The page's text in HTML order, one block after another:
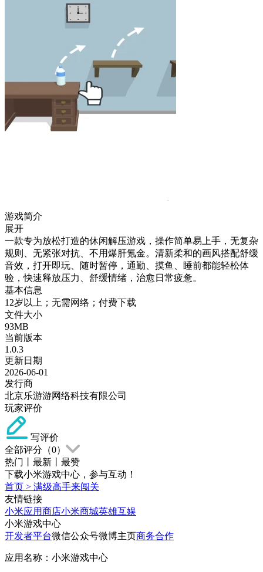
游戏简介
展开
一款专为放松打造的休闲解压游戏，操作简单易上手，无复杂
规则、无紧张对抗、不用爆肝氪金。清新柔和的画风搭配舒缓
音效，打开即玩、随时暂停，通勤、摸鱼、睡前都能轻松体
验，快速释放压力、舒缓情绪，治愈日常疲惫。
基本信息
12岁以上；无需网络；付费下载
文件大小
93MB
当前版本
1.0.3
更新日期
2026-06-01
发行商
北京乐游游网络科技有限公司
玩家评价
写评价
全部评分（0）
热门
最新
最赞
下载小米游戏中心，参与互动！
首页 > 满级高手来闯关
友情链接
小米应用商店小米商城英雄互娱
小米游戏中心
开发者平台微信公众号微博主页商务合作
应用名称：小米游戏中心